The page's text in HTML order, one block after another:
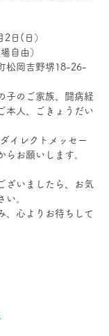
2日(日）
自由）
松岡吉野堺18-26-
子のご家族、闘病経
本人、ごきょうだい
イレクトメッセー
らお願いします。
ざいましたら、お気
い。
、心よりお待ちして